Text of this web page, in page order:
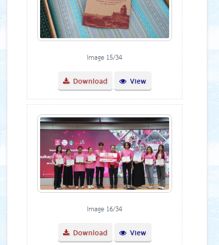
Image 15/34
Download View
Image 16/34
Download View